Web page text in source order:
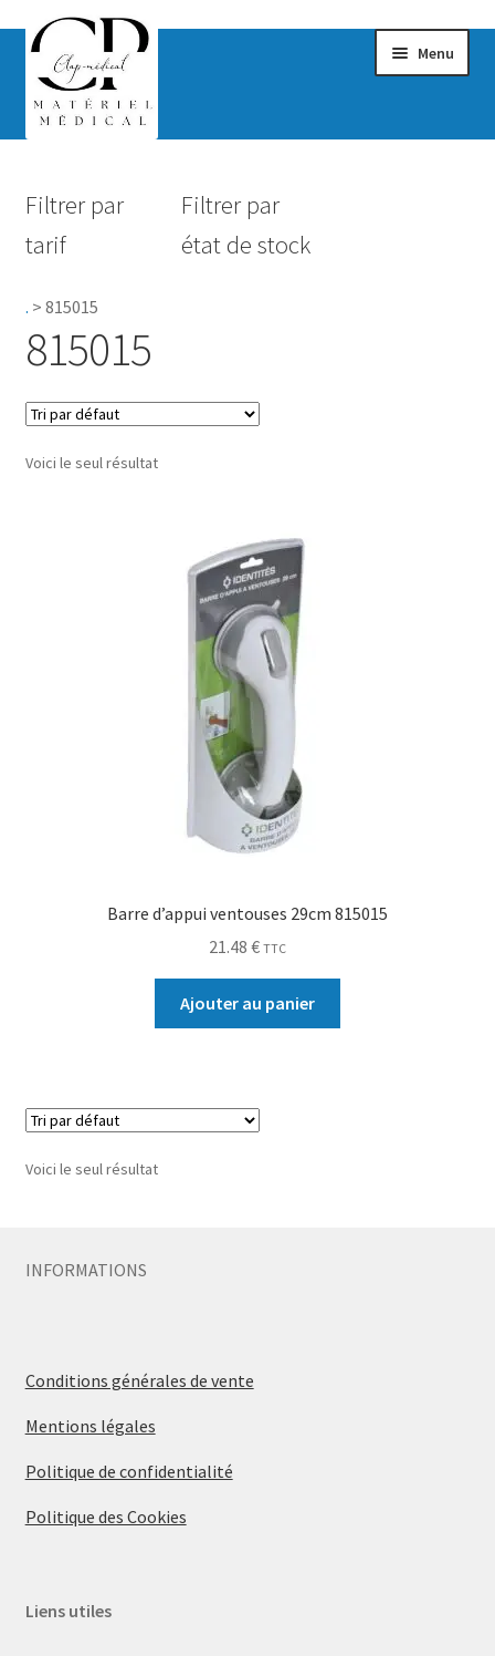
Menu
Hygiène
Accessoires Salle de bain
Filtrer par
tarif
Filtrer par
état de stock
. > 815015
815015
Voici le seul résultat
Barre d’appui ventouses 29cm 815015
21.48 € TTC
Ajouter au panier
Voici le seul résultat
INFORMATIONS
Conditions générales de vente
Mentions légales
Politique de confidentialité
Politique des Cookies
Liens utiles